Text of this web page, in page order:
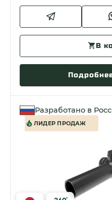
В
Разработано в
ЛИДЕР ПРОДАЖ